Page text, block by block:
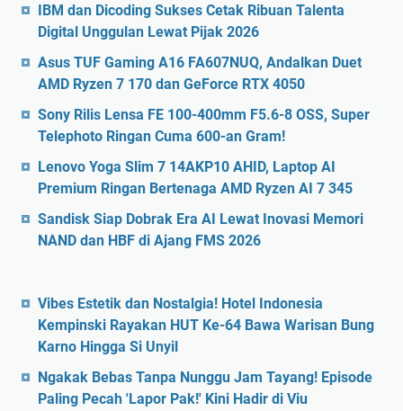
IBM dan Dicoding Sukses Cetak Ribuan Talenta
Digital Unggulan Lewat Pijak 2026
Asus TUF Gaming A16 FA607NUQ, Andalkan Duet
AMD Ryzen 7 170 dan GeForce RTX 4050
Sony Rilis Lensa FE 100-400mm F5.6-8 OSS, Super
Telephoto Ringan Cuma 600-an Gram!
Lenovo Yoga Slim 7 14AKP10 AHID, Laptop AI
Premium Ringan Bertenaga AMD Ryzen AI 7 345
Sandisk Siap Dobrak Era AI Lewat Inovasi Memori
NAND dan HBF di Ajang FMS 2026
Vibes Estetik dan Nostalgia! Hotel Indonesia
Kempinski Rayakan HUT Ke-64 Bawa Warisan Bung
Karno Hingga Si Unyil
Ngakak Bebas Tanpa Nunggu Jam Tayang! Episode
Paling Pecah 'Lapor Pak!' Kini Hadir di Viu